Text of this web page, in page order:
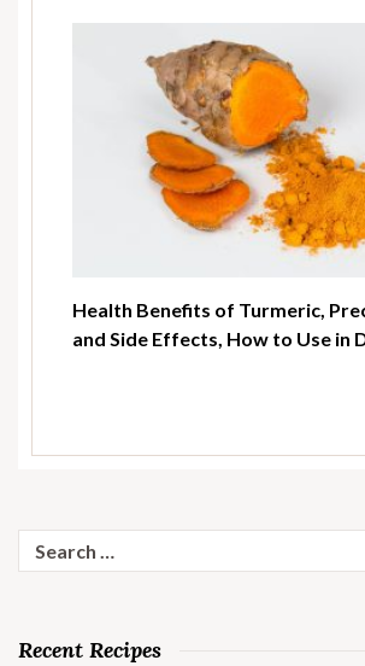
Health Benefits of Turmeric,
and Side Effects, How to Use in
for:
Recent Recipes